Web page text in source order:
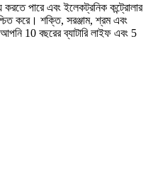
করতে পারে এবং ইলেকট্রনিক কন্ট্রোলার
করে। শক্তি, সরঞ্জাম, শ্রম এবং
10 বছরের ব্যাটারি লাইফ এবং 5